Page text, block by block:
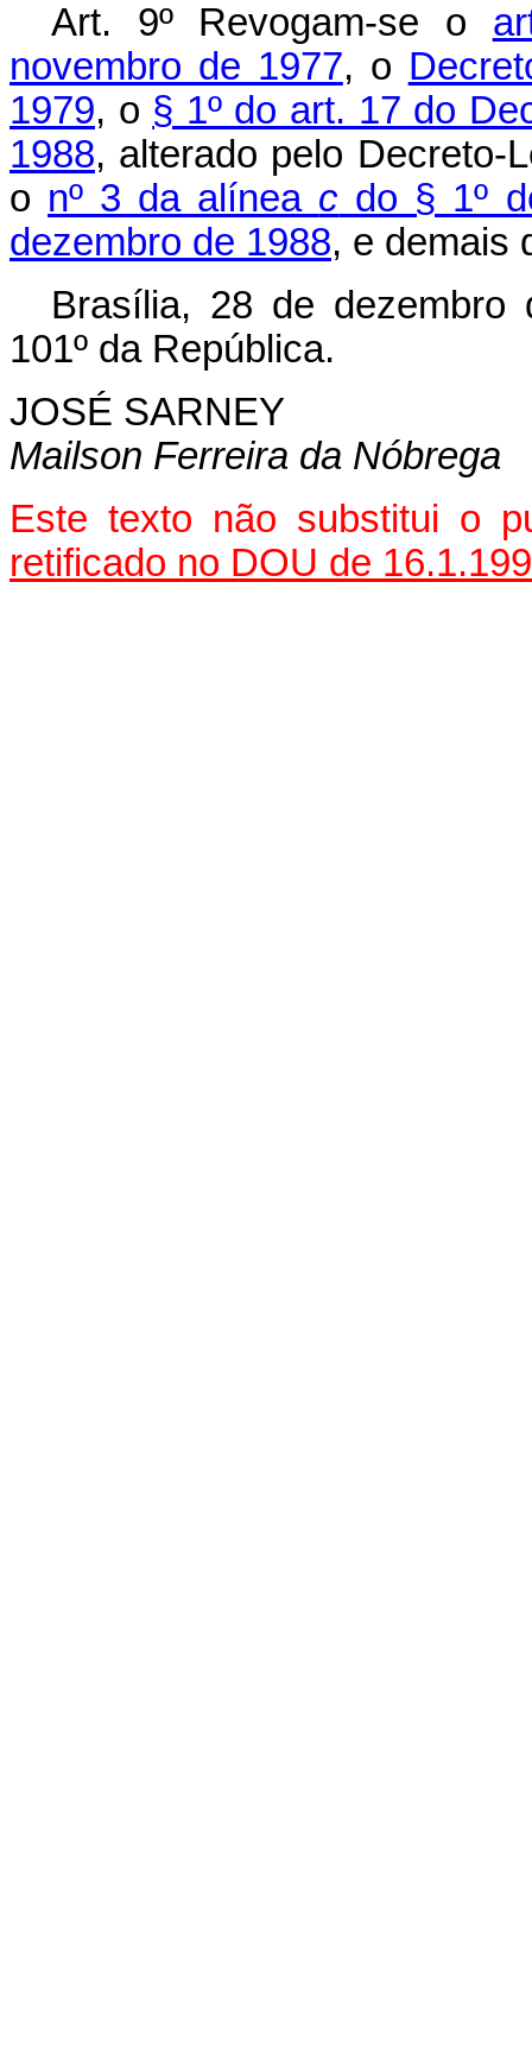
Art. 9º Revogam-se o
novembro de 1977, o
1979, o § 1º do art. 17 do
1988, alterado pelo Decreto-
o nº 3 da alínea c do § 1º
dezembro de 1988, e demais
Brasília, 28 de dezembro
101º da República.
JOSÉ SARNEY
Mailson Ferreira da Nóbrega
Este texto não substitui o
retificado no DOU de